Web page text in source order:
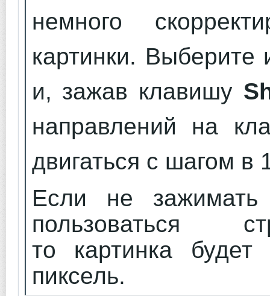
немного
картинки. Выберите
и, зажав клавишу
направлений на
двигаться с шагом в
Если не
пользоваться
то картинка
пиксель.